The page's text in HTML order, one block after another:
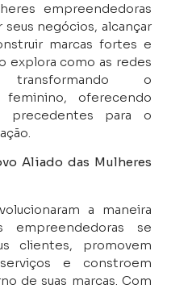
empreendedoras
seus negócios, alcançar
marcas fortes e
explora como as redes
o
feminino, oferecendo
precedentes para o
Aliado das Mulheres
a maneira
empreendedoras se
clientes, promovem
e constroem
de suas marcas. Com